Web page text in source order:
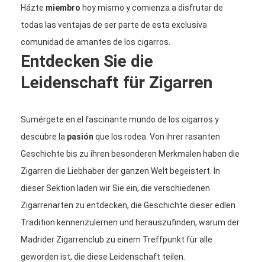
Házte miembro hoy mismo y comienza a disfrutar de
todas las ventajas de ser parte de esta exclusiva
comunidad de amantes de los cigarros.
Entdecken Sie die
Leidenschaft für Zigarren
Sumérgete en el fascinante mundo de los cigarros y
descubre la pasión que los rodea. Von ihrer rasanten
Geschichte bis zu ihren besonderen Merkmalen haben die
Zigarren die Liebhaber der ganzen Welt begeistert. In
dieser Sektion laden wir Sie ein, die verschiedenen
Zigarrenarten zu entdecken, die Geschichte dieser edlen
Tradition kennenzulernen und herauszufinden, warum der
Madrider Zigarrenclub zu einem Treffpunkt für alle
geworden ist, die diese Leidenschaft teilen.